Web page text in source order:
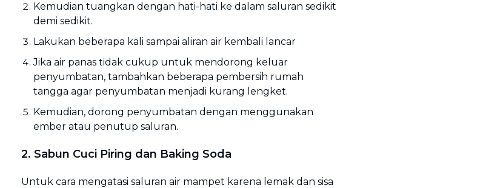
Kemudian tuangkan dengan hati-hati ke dalam saluran sedikit
demi sedikit.
Lakukan beberapa kali sampai aliran air kembali lancar
Jika air panas tidak cukup untuk mendorong keluar
penyumbatan, tambahkan beberapa pembersih rumah
tangga agar penyumbatan menjadi kurang lengket.
Kemudian, dorong penyumbatan dengan menggunakan
ember atau penutup saluran.
2. Sabun Cuci Piring dan Baking Soda
Untuk cara mengatasi saluran air mampet karena lemak dan sisa